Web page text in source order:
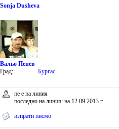
Sonja Dusheva
Вальо Пенев
Град:
Бургас
не е на линия
последно на линия: на 12.09.2013 г.
изпрати писмо